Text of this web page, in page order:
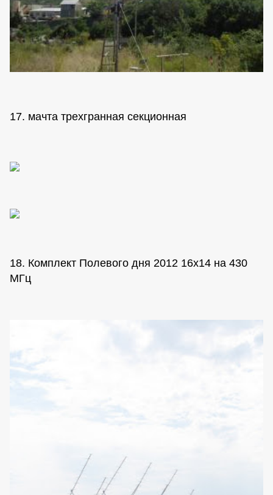
17. мачта трехгранная секционная
18. Комплект Полевого дня 2012 16х14 на 430
МГц